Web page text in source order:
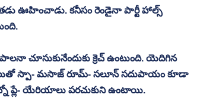
ఊహించాడు. కనీసం రెండైనా పార్టీ హాల్స్
చూసుకునేందుకు క్రెచ్ ఉంటుంది. యెదిగిన
హాలుతో స్పా- మసాజ్ రూమ్- సలూన్ సదుపాయం కూడా
ప్లే- యేరియాలు పరచుకుని ఉంటాయి.